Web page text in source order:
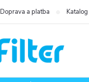
Doprava a platba Katalog